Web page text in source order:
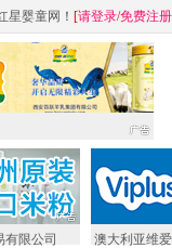
星婴童网 ！ [请登录/免费注册
有限公司 澳大利亚维